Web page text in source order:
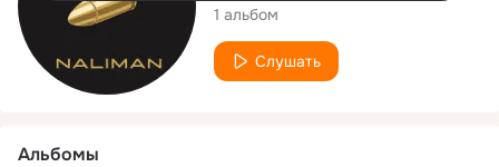
1 альбом
Слушать
Альбомы